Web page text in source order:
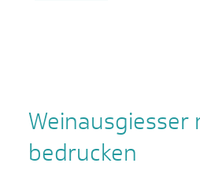
Weinausgiesser
bedrucken